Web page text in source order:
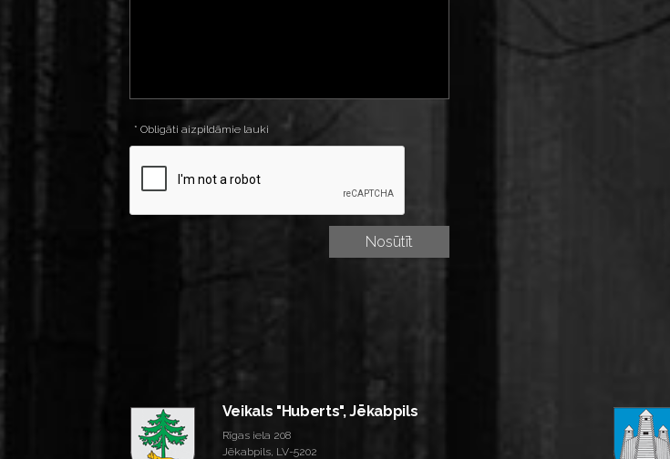
* Obligāti aizpildāmie lauki
Veikals "Huberts", Jēkabpils
Rīgas iela 208
Jēkabpils, LV-5202